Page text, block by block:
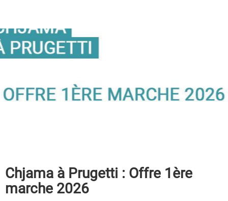
Chjama à Prugetti : Offre 1ère
marche 2026